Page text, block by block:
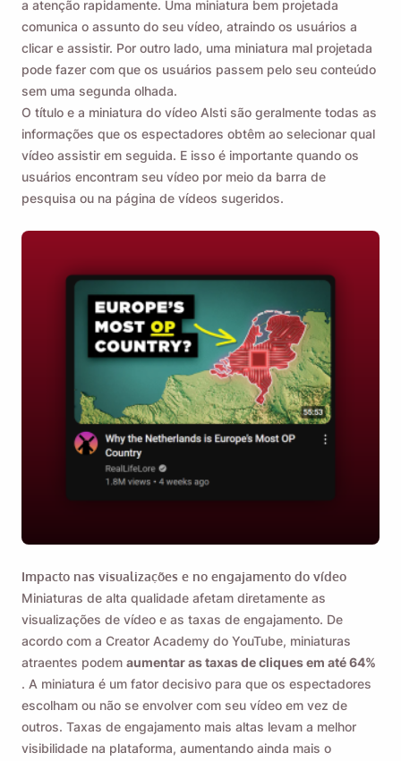
a atenção rapidamente. Uma miniatura bem projetada
comunica o assunto do seu vídeo, atraindo os usuários a
clicar e assistir. Por outro lado, uma miniatura mal projetada
pode fazer com que os usuários passem pelo seu conteúdo
sem uma segunda olhada.
O título e a miniatura do vídeo Alsti são geralmente todas as
informações que os espectadores obtêm ao selecionar qual
vídeo assistir em seguida. E isso é importante quando os
usuários encontram seu vídeo por meio da barra de
pesquisa ou na página de vídeos sugeridos.
Impacto nas visualizações e no engajamento do vídeo
Miniaturas de alta qualidade afetam diretamente as
visualizações de vídeo e as taxas de engajamento. De
acordo com a Creator Academy do YouTube, miniaturas
atraentes podem aumentar as taxas de cliques em até 64%
. A miniatura é um fator decisivo para que os espectadores
escolham ou não se envolver com seu vídeo em vez de
outros. Taxas de engajamento mais altas levam a melhor
visibilidade na plataforma, aumentando ainda mais o